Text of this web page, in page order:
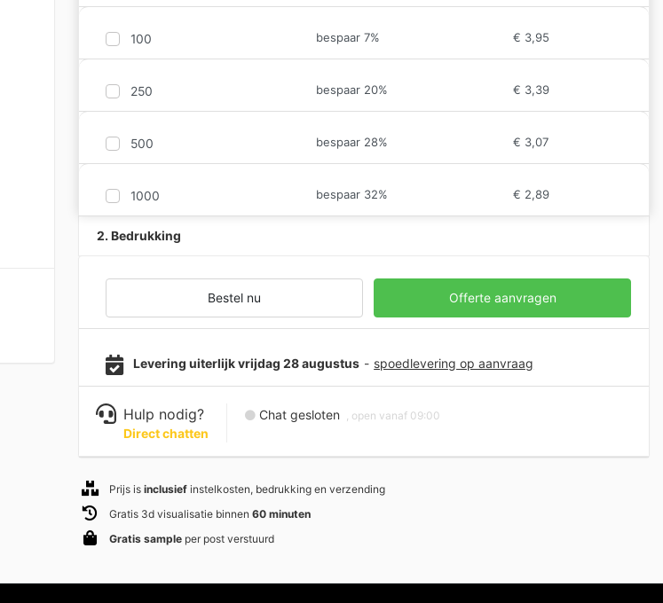
100 bespaar 7% € 3,95
250 bespaar 20% € 3,39
500 bespaar 28% € 3,07
1000 bespaar 32% € 2,89
2. Bedrukking
Bestel nu Offerte aanvragen
Levering uiterlijk vrijdag 28 augustus - spoedlevering op aanvraag
Hulp nodig?
Direct chatten
Chat gesloten , open vanaf 09:00
Prijs isinclusief instelkosten, bedrukking en verzending
Gratis 3d visualisatie binnen60 minuten
Gratis sample per post verstuurd